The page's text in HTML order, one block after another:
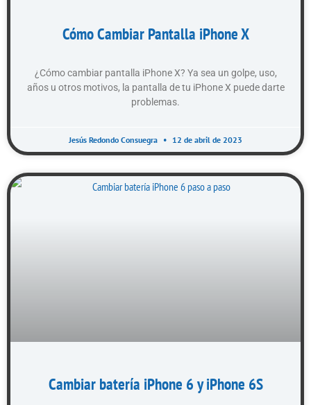
Cómo Cambiar Pantalla iPhone X
¿Cómo cambiar pantalla iPhone X? Ya sea un golpe, uso,
años u otros motivos, la pantalla de tu iPhone X puede darte
problemas.
Jesús Redondo Consuegra 12 de abril de 2023
Cambiar batería iPhone 6 y iPhone 6S